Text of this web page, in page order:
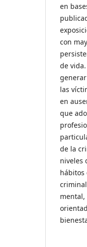
en
con
de
las
en
que
de la
niveles
hábitos